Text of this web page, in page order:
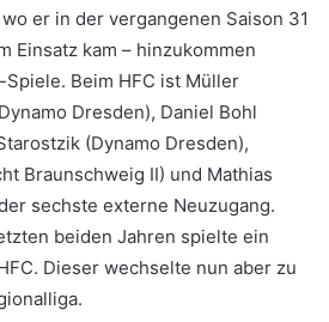
er in der vergangenen Saison 31
Einsatz kam – hinzukommen
Beim HFC ist Müller
Dresden), Daniel Bohl
(Dynamo Dresden),
Braunschweig II) und Mathias
sechste externe Neuzugang.
beiden Jahren spielte ein
Dieser wechselte nun aber zu